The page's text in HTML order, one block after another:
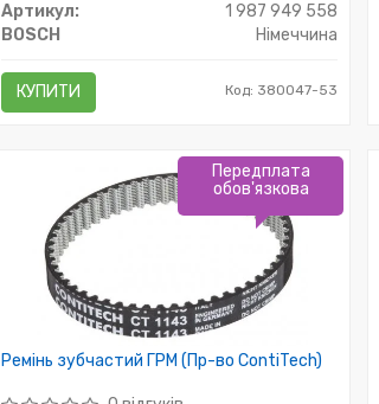
Артикул:
1 987 949 558
BOSCH
Німеччина
КУПИТИ Код: 380047-53
Ремінь зубчастий ГРМ (Пр-во ContiTech)
Передплата
обов'язкова